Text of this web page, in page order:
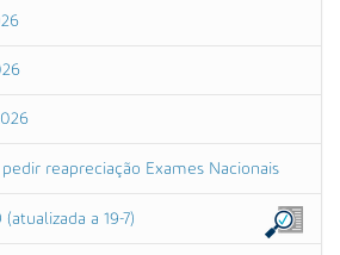
reapreciação Exames Nacionais
(atualizada a 19-7)